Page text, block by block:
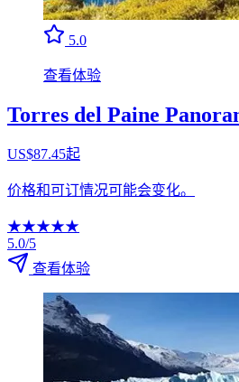
5.0
查看体验
Torres del Paine
US$87.45起
价格和可订情况可能会变化。
★★★★★
5.0/5
查看体验